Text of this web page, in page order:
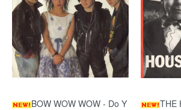
BOW WOW WOW - Do Y
THE